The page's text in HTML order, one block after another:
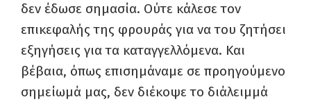
δεν έδωσε σημασία. Ούτε κάλεσε τον
επικεφαλής της φρουράς για να του ζητήσει
εξηγήσεις για τα καταγγελλόμενα. Και
βέβαια, όπως επισημάναμε σε προηγούμενο
σημείωμά μας, δεν διέκοψε το διάλειμμά